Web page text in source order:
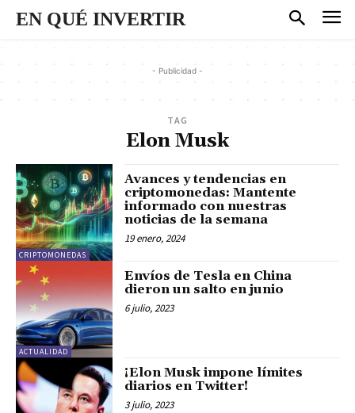
EN QUÉ INVERTIR
- Publicidad -
TAG
Elon Musk
CRIPTOMONEDAS
Avances y tendencias en
criptomonedas: Mantente
informado con nuestras
noticias de la semana
19 enero, 2024
ACTUALIDAD
Envíos de Tesla en China
dieron un salto en junio
6 julio, 2023
¡Elon Musk impone límites
diarios en Twitter!
3 julio, 2023